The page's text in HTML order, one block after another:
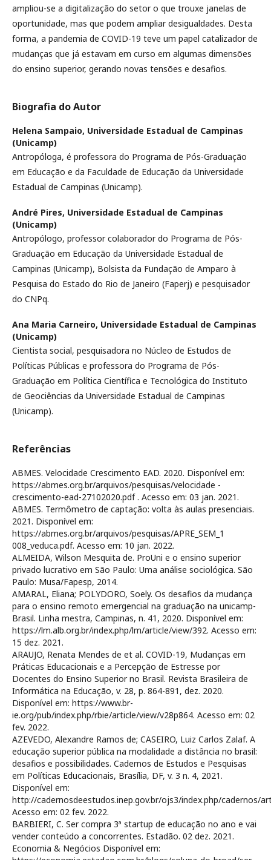
ampliou-se a digitalização do setor o que trouxe janelas de
oportunidade, mas que podem ampliar desigualdades. Desta
forma, a pandemia de COVID-19 teve um papel catalizador de
mudanças que já estavam em curso em algumas dimensões
do ensino superior, gerando novas tensões e desafios.
Biografia do Autor
Helena Sampaio, Universidade Estadual de Campinas
(Unicamp)
Antropóloga, é professora do Programa de Pós-Graduação
em Educação e da Faculdade de Educação da Universidade
Estadual de Campinas (Unicamp).
André Pires, Universidade Estadual de Campinas
(Unicamp)
Antropólogo, professor colaborador do Programa de Pós-
Graduação em Educação da Universidade Estadual de
Campinas (Unicamp), Bolsista da Fundação de Amparo à
Pesquisa do Estado do Rio de Janeiro (Faperj) e pesquisador
do CNPq.
Ana Maria Carneiro, Universidade Estadual de Campinas
(Unicamp)
Cientista social, pesquisadora no Núcleo de Estudos de
Políticas Públicas e professora do Programa de Pós-
Graduação em Política Científica e Tecnológica do Instituto
de Geociências da Universidade Estadual de Campinas
(Unicamp).
Referências
ABMES. Velocidade Crescimento EAD. 2020. Disponível em:
https://abmes.org.br/arquivos/pesquisas/velocidade -
crescimento-ead-27102020.pdf . Acesso em: 03 jan. 2021.
ABMES. Termômetro de captação: volta às aulas presenciais.
2021. Disponível em:
https://abmes.org.br/arquivos/pesquisas/APRE_SEM_1
008_veduca.pdf. Acesso em: 10 jan. 2022.
ALMEIDA, Wilson Mesquita de. ProUni e o ensino superior
privado lucrativo em São Paulo: Uma análise sociológica. São
Paulo: Musa/Fapesp, 2014.
AMARAL, Eliana; POLYDORO, Soely. Os desafios da mudança
para o ensino remoto emergencial na graduação na unicamp-
Brasil. Linha mestra, Campinas, n. 41, 2020. Disponível em:
https://lm.alb.org.br/index.php/lm/article/view/392. Acesso em:
15 dez. 2021.
ARAUJO, Renata Mendes de et al. COVID-19, Mudanças em
Práticas Educacionais e a Percepção de Estresse por
Docentes do Ensino Superior no Brasil. Revista Brasileira de
Informática na Educação, v. 28, p. 864-891, dez. 2020.
Disponível em: https://www.br-
ie.org/pub/index.php/rbie/article/view/v28p864. Acesso em: 02
fev. 2022.
AZEVEDO, Alexandre Ramos de; CASEIRO, Luiz Carlos Zalaf. A
educação superior pública na modalidade a distância no brasil:
desafios e possibilidades. Cadernos de Estudos e Pesquisas
em Políticas Educacionais, Brasília, DF, v. 3 n. 4, 2021.
Disponível em:
http://cadernosdeestudos.inep.gov.br/ojs3/index.php/cadernos/
Acesso em: 02 fev. 2022.
BARBIERI, C. Ser compra 3ª startup de educação no ano e vai
vender conteúdo a concorrentes. Estadão. 02 dez. 2021.
Economia & Negócios Disponível em: